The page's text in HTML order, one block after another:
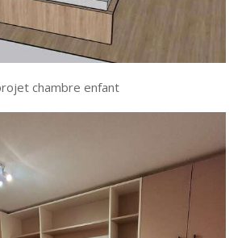
chambre enfant